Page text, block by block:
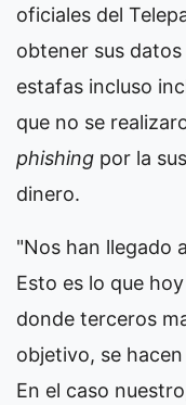
oficiales del
obtener sus
estafas incluso
que no se
phishing por la
dinero.
"Nos han llegado
Esto es lo que
donde terceros
objetivo, se
En el caso